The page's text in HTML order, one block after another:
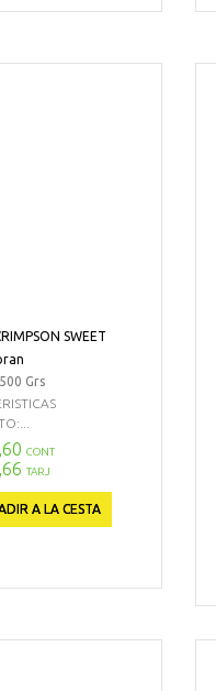
SWEET
Grs
CONT
TARJ
A LA CESTA